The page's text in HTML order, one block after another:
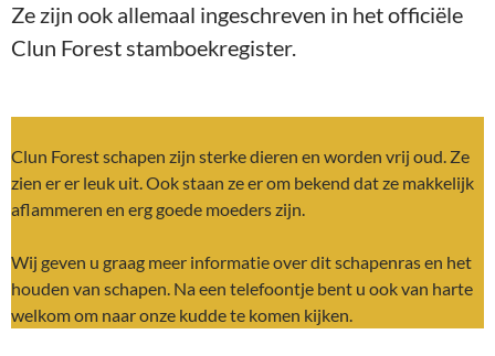
Ze zijn ook allemaal ingeschreven in het officiële
Clun Forest stamboekregister.
Clun Forest schapen zijn sterke dieren en worden vrij oud. Ze
zien er er leuk uit. Ook staan ze er om bekend dat ze makkelijk
aflammeren en erg goede moeders zijn.
Wij geven u graag meer informatie over dit schapenras en het
houden van schapen. Na een telefoontje bent u ook van harte
welkom om naar onze kudde te komen kijken.